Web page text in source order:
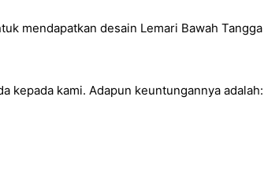
mendapatkan desain Lemari Bawah Tangga
kepada kami. Adapun keuntungannya adalah: